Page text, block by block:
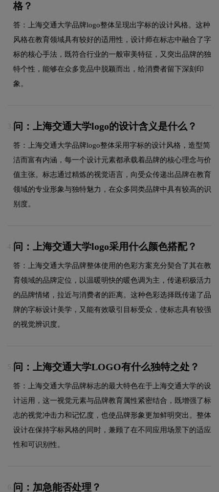
格？
答：上海交通大学品牌logo整体呈现出字标的设计风格。这种
风格在教育领域具有较好的适用性，设计师在标志中融合了字
标的核心手法，既符合行业的一般审美特征，又突出品牌的独
特个性，能够在众多竞品中脱颖而出，给消费者留下深刻印
象。
3. 问：上海交通大学logo的设计含义是什么？
答：上海交通大学品牌logo整体采用字标的设计风格，造型简
洁而富有内涵，每一个设计元素都承载着品牌的核心理念与价
值主张。标志通过精炼的视觉语言，向受众传递出品牌在教育
领域的专业形象与独特魅力，在众多同类品牌中具有较高的识
别度。
4. 问：上海交通大学logo采用什么颜色搭配？
答：上海交通大学品牌整体使用的色彩方案充分契合了其在教
育领域的品牌定位，以温暖明快的暖色调为主，传递积极活力
的品牌情绪，拉近与消费者的距离。这种色彩选择既传递了品
牌的字标设计美学，又能有效吸引目标受众，使标志具有较强
的视觉辨识度。
5. 问：上海交通大学LOGO有什么独特之处？
答：上海交通大学品牌标志的最大特色在于上海交通大学的设
计运用，这一视觉元素与品牌教育属性紧密结合，既增强了标
志的视觉冲击力和记忆度，也使品牌形象更加鲜明突出。整体
设计在保持字标风格的同时，兼顾了在不同应用场景下的适应
性和可识别性。
6. 问：加急能否处理？